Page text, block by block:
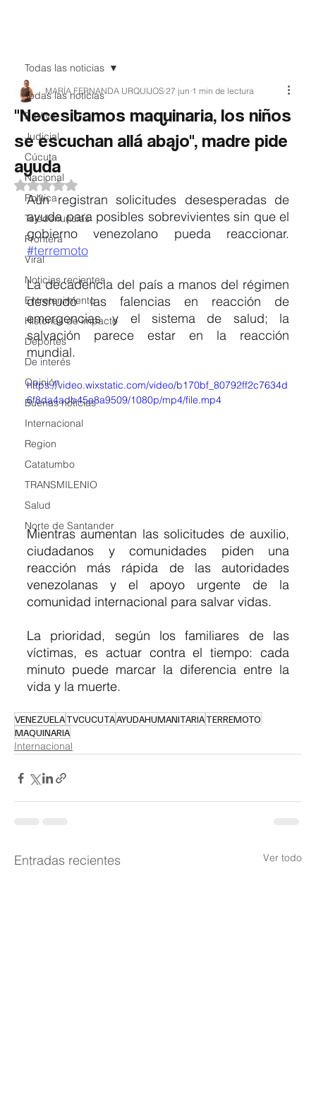
Todas las noticias
EnVivo
Judicial
Cúcuta
Nacional
Política
Teledenuncias
Frontera
Viral
Noticias recientes
Entretenimiento
Historias de impacto
Deportes
De interés
Opinión
Buenas noticias
Internacional
Region
Catatumbo
TRANSMILENIO
Salud
Norte de Santander
Todas las noticias
"Necesitamos maquinaria, los niños
se escuchan allá abajo", madre pide
ayuda
MARÍA FERNANDA URQUIJOS 27 jun 1 min de lectura
Obtuvo NaN de 5 estrellas.
Aún registran solicitudes desesperadas de
ayuda para posibles sobrevivientes sin que el
#terremoto
La decadencia del país a manos del régimen
desnudó las falencias en reacción de
emergencias y el sistema de salud; la
salvación parece estar en la reacción
mundial.
https://video.wixstatic.com/video/b170bf_80792ff2c7634d
6f8da4adb45e8a9509/1080p/mp4/file.mp4
Mientras aumentan las solicitudes de auxilio,
ciudadanos y comunidades piden una
reacción más rápida de las autoridades
venezolanas y el apoyo urgente de la
comunidad internacional para salvar vidas.
La prioridad, según los familiares de las
víctimas, es actuar contra el tiempo: cada
minuto puede marcar la diferencia entre la
vida y la muerte.
VENEZUELATVCUCUTAAYUDAHUMANITARIATERREMOTO
MAQUINARIA
Internacional
Entradas recientes Ver todo